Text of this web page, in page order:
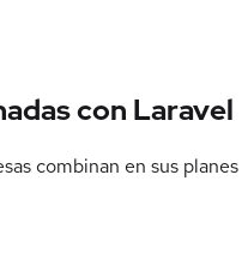
con Laravel
combinan en sus planes